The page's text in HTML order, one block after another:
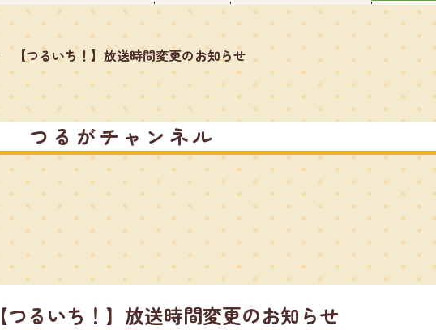
【つるいち！】放送時間変更のお知らせ
つるがチャンネル
【つるいち！】放送時間変更のお知らせ